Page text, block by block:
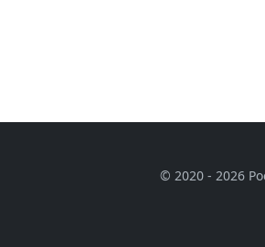
© 2020 - 2026